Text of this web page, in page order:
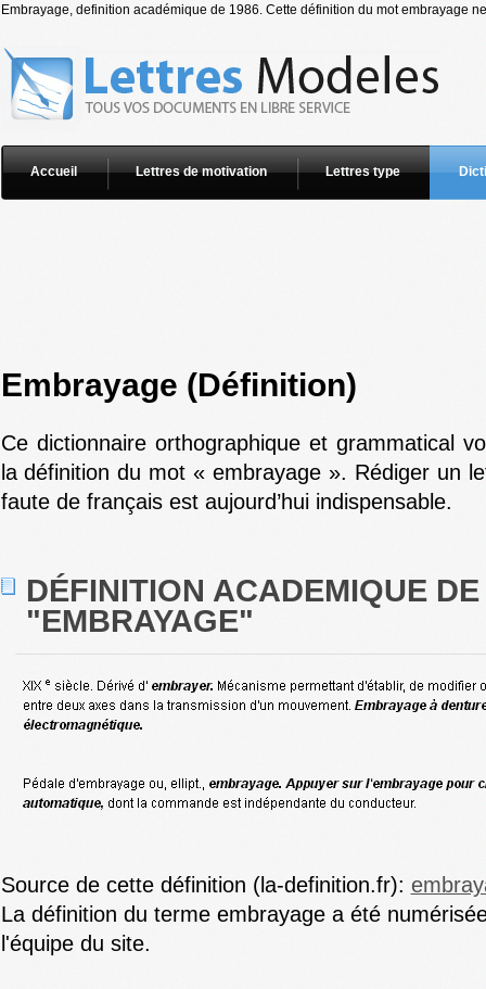
Embrayage, definition académique de 1986. Cette définition du mot embrayage
Accueil Lettres de motivation Lettres type
Embrayage (Définition)
Ce dictionnaire orthographique et grammatical
la définition du mot « embrayage ». Rédiger un
faute de français est aujourd’hui indispensable.
DÉFINITION ACADEMIQUE DE
"EMBRAYAGE"
Source de cette définition (la-definition.fr):
La définition du terme embrayage a été
l'équipe du site.